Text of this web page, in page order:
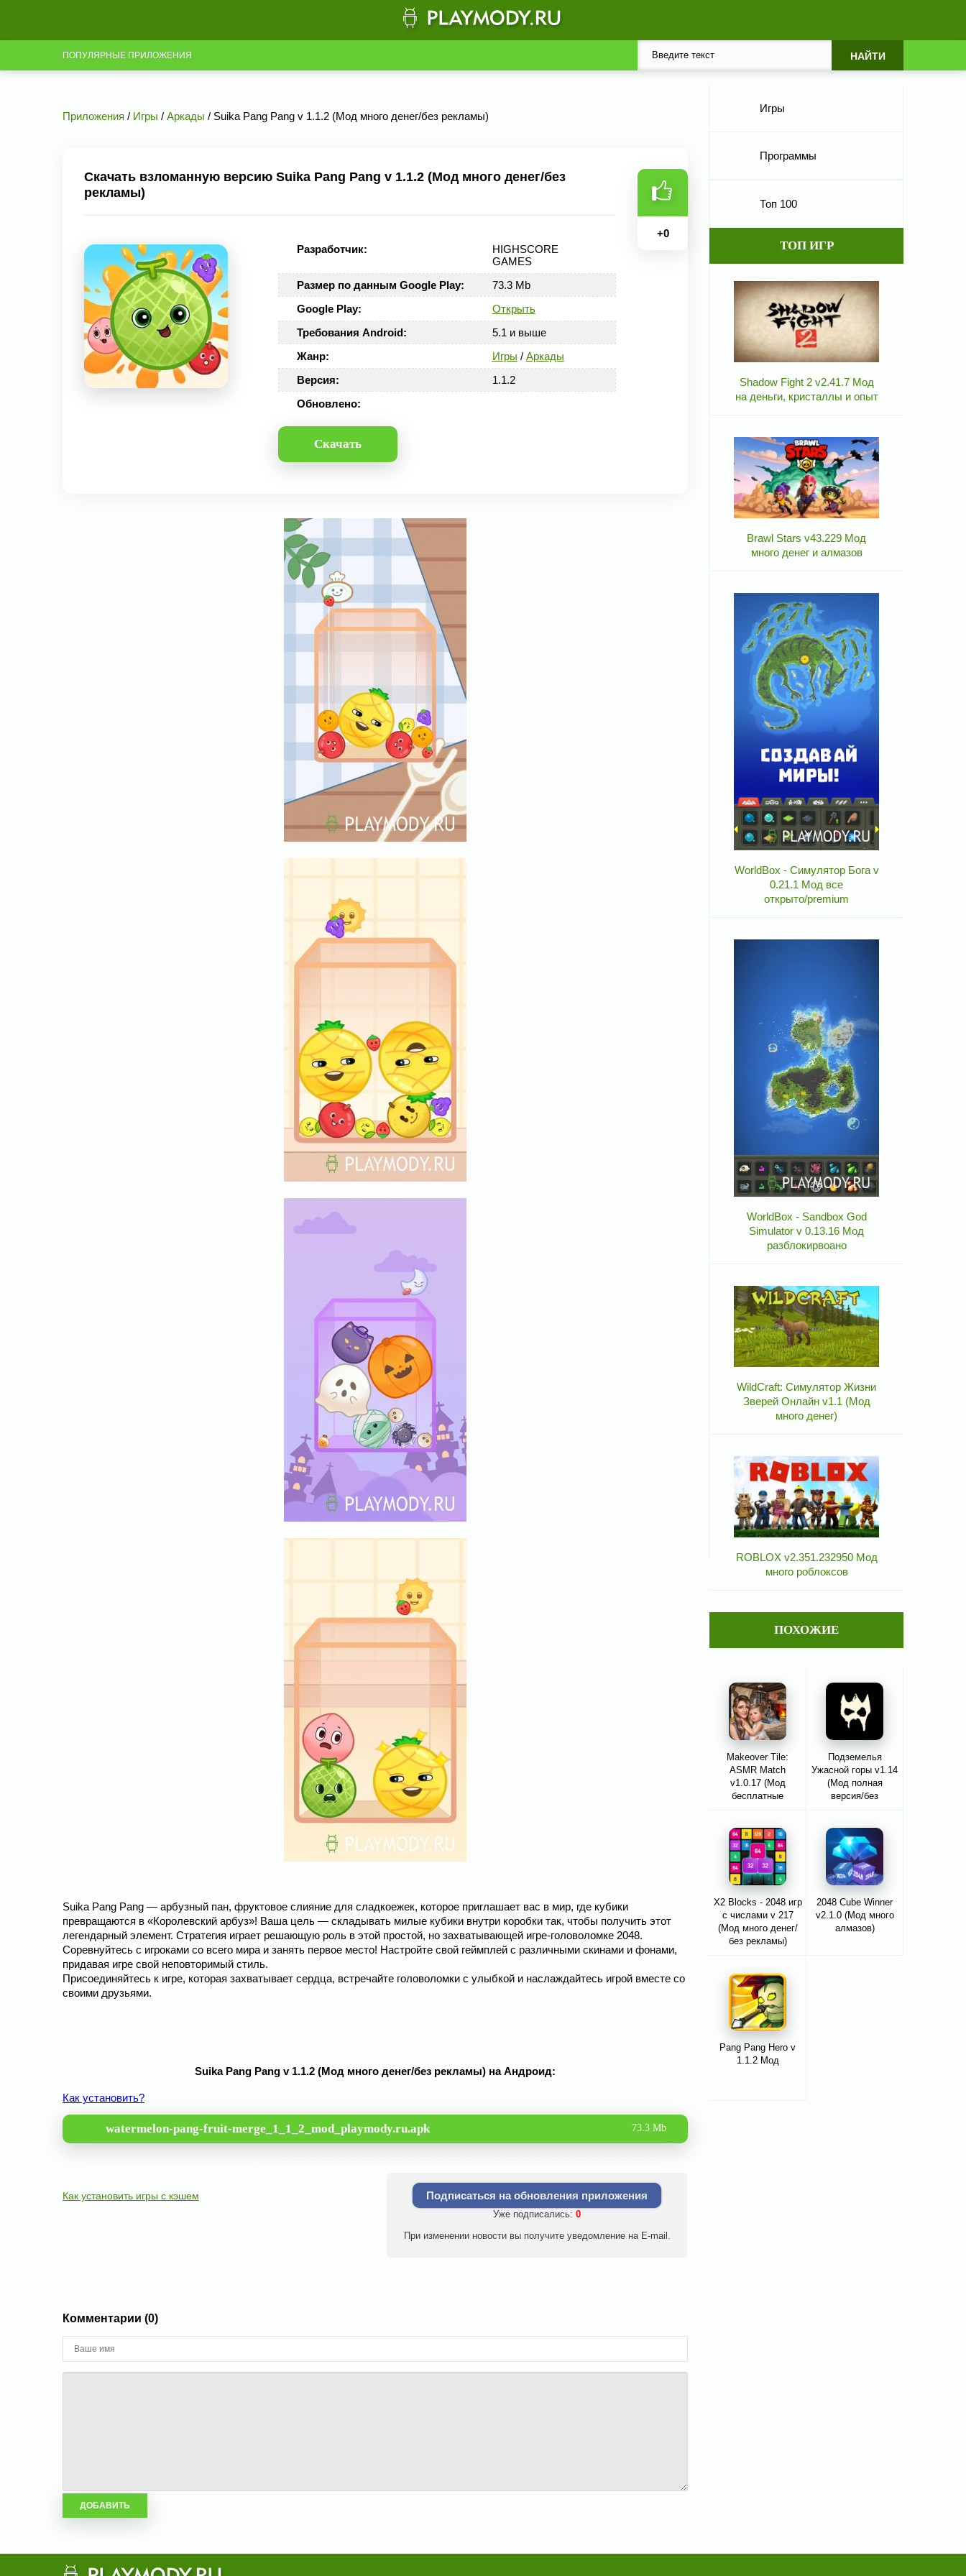
ПОПУЛЯРНЫЕ ПРИЛОЖЕНИЯ
Приложения / Игры / Аркады / Suika Pang Pang v 1.1.2 (Мод много денег/без рекламы)
Скачать взломанную версию Suika Pang Pang v 1.1.2 (Мод много денег/без
рекламы)
Разработчик:
HIGHSCORE
GAMES
Размер по данным Google Play:
73.3 Mb
Google Play:
Открыть
Требования Android:
5.1 и выше
Жанр:
Игры / Аркады
Версия:
1.1.2
Обновлено:
Скачать
+0
Suika Pang Pang — арбузный пан, фруктовое слияние для сладкоежек, которое приглашает вас в мир, где кубики
превращаются в «Королевский арбуз»! Ваша цель — складывать милые кубики внутри коробки так, чтобы получить этот
легендарный элемент. Стратегия играет решающую роль в этой простой, но захватывающей игре-головоломке 2048.
Соревнуйтесь с игроками со всего мира и занять первое место! Настройте свой геймплей с различными скинами и фонами,
придавая игре свой неповторимый стиль.
Присоединяйтесь к игре, которая захватывает сердца, встречайте головоломки с улыбкой и наслаждайтесь игрой вместе со
своими друзьями.
Suika Pang Pang v 1.1.2 (Мод много денег/без рекламы) на Андроид:
Как установить?
watermelon-pang-fruit-merge_1_1_2_mod_playmody.ru.apk 73.3 Mb
Как установить игры с кэшем Подписаться на обновления приложения
Уже подписались: 0
При изменении новости вы получите уведомление на E-mail.
Комментарии (0)
Игры
Программы
Топ 100
ТОП ИГР
Shadow Fight 2 v2.41.7 Мод
на деньги, кристаллы и опыт
Brawl Stars v43.229 Мод
много денег и алмазов
WorldBox - Симулятор Бога v
0.21.1 Мод все
открыто/premium
WorldBox - Sandbox God
Simulator v 0.13.16 Мод
разблокирвоано
WildCraft: Симулятор Жизни
Зверей Онлайн v1.1 (Мод
много денег)
ROBLOX v2.351.232950 Мод
много роблоксов
ПОХОЖИЕ
Makeover Tile:
ASMR Match
v1.0.17 (Мод
бесплатные
Подземелья
Ужасной горы v1.14
(Мод полная
версия/без
X2 Blocks - 2048 игр
с числами v 217
(Мод много денег/
без рекламы)
2048 Cube Winner
v2.1.0 (Мод много
алмазов)
Pang Pang Hero v
1.1.2 Мод